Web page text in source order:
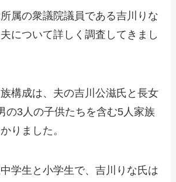
属の衆議院議員である吉川りな
について詳しく調査してきまし
構成は、夫の吉川公滋氏と長女
の3人の子供たちを含む5人家族
りました。
学生と小学生で、吉川りな氏は